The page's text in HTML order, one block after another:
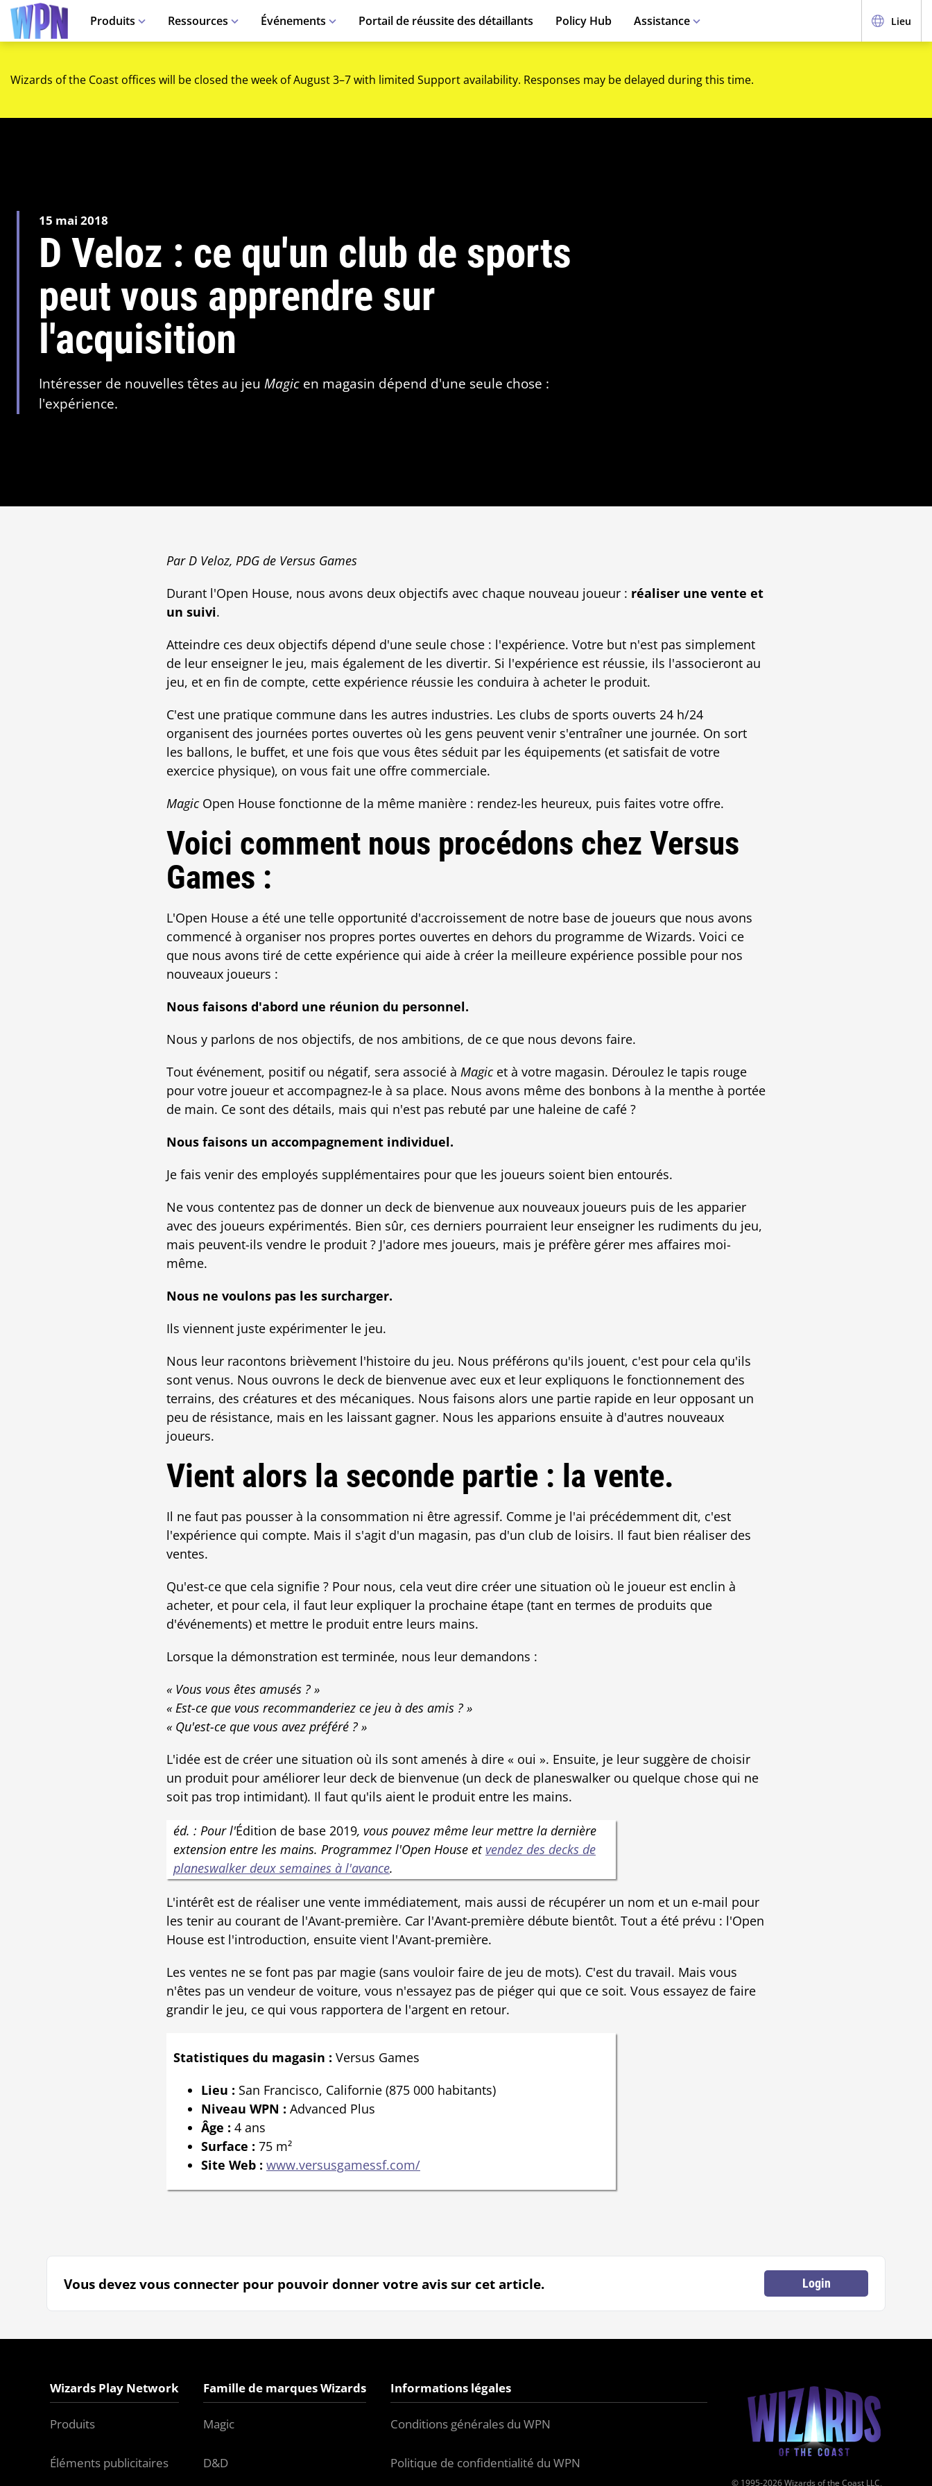
Produits Ressources Événements Portail de réussite des détaillants Policy Hub Assistance Lieu
Wizards of the Coast offices will be closed the week of August 3–7 with limited Support availability. Responses may be delayed during this time.
15 mai 2018
D Veloz : ce qu'un club de sports
peut vous apprendre sur
l'acquisition
Intéresser de nouvelles têtes au jeu Magic en magasin dépend d'une seule chose :
l'expérience.
Par D Veloz, PDG de Versus Games
Durant l'Open House, nous avons deux objectifs avec chaque nouveau joueur : réaliser une vente et
un suivi.
Atteindre ces deux objectifs dépend d'une seule chose : l'expérience. Votre but n'est pas simplement
de leur enseigner le jeu, mais également de les divertir. Si l'expérience est réussie, ils l'associeront au
jeu, et en fin de compte, cette expérience réussie les conduira à acheter le produit.
C'est une pratique commune dans les autres industries. Les clubs de sports ouverts 24 h/24
organisent des journées portes ouvertes où les gens peuvent venir s'entraîner une journée. On sort
les ballons, le buffet, et une fois que vous êtes séduit par les équipements (et satisfait de votre
exercice physique), on vous fait une offre commerciale.
MagicOpen House fonctionne de la même manière : rendez-les heureux, puis faites votre offre.
Voici comment nous procédons chez Versus
Games :
L'Open House a été une telle opportunité d'accroissement de notre base de joueurs que nous avons
commencé à organiser nos propres portes ouvertes en dehors du programme de Wizards. Voici ce
que nous avons tiré de cette expérience qui aide à créer la meilleure expérience possible pour nos
nouveaux joueurs :
Nous faisons d'abord une réunion du personnel.
Nous y parlons de nos objectifs, de nos ambitions, de ce que nous devons faire.
Tout événement, positif ou négatif, sera associé à Magicet à votre magasin. Déroulez le tapis rouge
pour votre joueur et accompagnez-le à sa place. Nous avons même des bonbons à la menthe à portée
de main. Ce sont des détails, mais qui n'est pas rebuté par une haleine de café ?
Nous faisons un accompagnement individuel.
Je fais venir des employés supplémentaires pour que les joueurs soient bien entourés.
Ne vous contentez pas de donner un deck de bienvenue aux nouveaux joueurs puis de les apparier
avec des joueurs expérimentés. Bien sûr, ces derniers pourraient leur enseigner les rudiments du jeu,
mais peuvent-ils vendre le produit ? J'adore mes joueurs, mais je préfère gérer mes affaires moi-
même.
Nous ne voulons pas les surcharger.
Ils viennent juste expérimenter le jeu.
Nous leur racontons brièvement l'histoire du jeu. Nous préférons qu'ils jouent, c'est pour cela qu'ils
sont venus. Nous ouvrons le deck de bienvenue avec eux et leur expliquons le fonctionnement des
terrains, des créatures et des mécaniques. Nous faisons alors une partie rapide en leur opposant un
peu de résistance, mais en les laissant gagner. Nous les apparions ensuite à d'autres nouveaux
joueurs.
Vient alors la seconde partie : la vente.
Il ne faut pas pousser à la consommation ni être agressif. Comme je l'ai précédemment dit, c'est
l'expérience qui compte. Mais il s'agit d'un magasin, pas d'un club de loisirs. Il faut bien réaliser des
ventes.
Qu'est-ce que cela signifie ? Pour nous, cela veut dire créer une situation où le joueur est enclin à
acheter, et pour cela, il faut leur expliquer la prochaine étape (tant en termes de produits que
d'événements) et mettre le produit entre leurs mains.
Lorsque la démonstration est terminée, nous leur demandons :
« Vous vous êtes amusés ? »
« Est-ce que vous recommanderiez ce jeu à des amis ? »
« Qu'est-ce que vous avez préféré ? »
L'idée est de créer une situation où ils sont amenés à dire « oui ». Ensuite, je leur suggère de choisir
un produit pour améliorer leur deck de bienvenue (un deck de planeswalker ou quelque chose qui ne
soit pas trop intimidant). Il faut qu'ils aient le produit entre les mains.
éd. : Pour l'Édition de base 2019, vous pouvez même leur mettre la dernière
extension entre les mains. Programmez l'Open House et vendez des decks de
planeswalker deux semaines à l'avance.
L'intérêt est de réaliser une vente immédiatement, mais aussi de récupérer un nom et un e-mail pour
les tenir au courant de l'Avant-première. Car l'Avant-première débute bientôt. Tout a été prévu : l'Open
House est l'introduction, ensuite vient l'Avant-première.
Les ventes ne se font pas par magie (sans vouloir faire de jeu de mots). C'est du travail. Mais vous
n'êtes pas un vendeur de voiture, vous n'essayez pas de piéger qui que ce soit. Vous essayez de faire
grandir le jeu, ce qui vous rapportera de l'argent en retour.
Statistiques du magasin : Versus Games
Lieu : San Francisco, Californie (875 000 habitants)
Niveau WPN : Advanced Plus
Âge : 4 ans
Surface : 75 m²
Site Web : www.versusgamessf.com/
Vous devez vous connecter pour pouvoir donner votre avis sur cet article. Login
Wizards Play Network
Produits
Éléments publicitaires
Famille de marques Wizards
Magic
D&D
Informations légales
Conditions générales du WPN
Politique de confidentialité du WPN
© 1995-2026 Wizards of the Coast LLC,